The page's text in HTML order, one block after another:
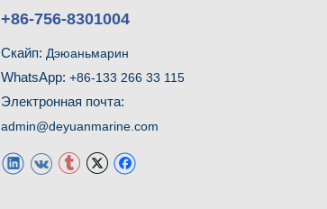
+86-756-8301004
Скайп: Дэюаньмарин
WhatsApp: +86-133 266 33 115
Электронная почта:
admin@deyuanmarine.com